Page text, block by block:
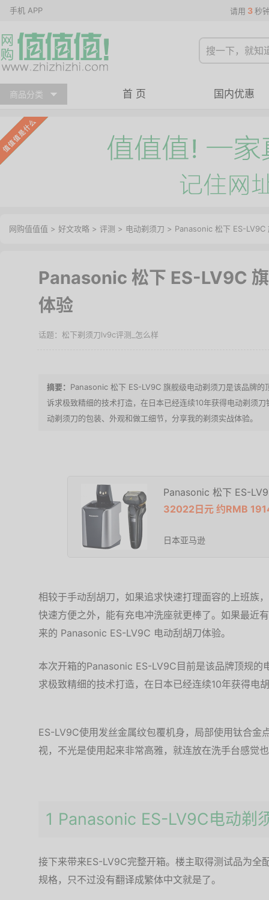
手机 APP 请用 3 秒
商品分类 首 页 国内优惠
网购值值值 > 好文攻略 > 评测 > 电动剃须刀 > Panasonic 松下 ES-LV9C
Panasonic 松下 ES-LV9C
体验
松下剃须刀lv9c评测_怎么样
Panasonic 松下 ES-LV9C 旗舰级电动剃须刀是该品牌
诉求极致精细的技术打造，在日本已经连续10年获得电动剃须
动剃须刀的包装、外观和做工细节，分享我的剃须实战体验。
Panasonic 松下 ES-
32022日元 约RMB
日本亚马逊
相较于手动刮胡刀，如果追求快速打理面容的上班族，
快速方便之外，能有充电冲洗座就更棒了。如果最近
来的 Panasonic ES-LV9C 电动刮胡刀体验。
本次开箱的Panasonic ES-LV9C目前是该品牌顶规的
求极致精细的技术打造，在日本已经连续10年获得电
ES-LV9C使用发丝金属纹包覆机身，局部使用钛合金
视，不光是使用起来非常高雅，就连放在洗手台感觉
1 Panasonic ES-LV9C电动剃
接下来带来ES-LV9C完整开箱。楼主取得测试品为全
规格，只不过没有翻译成繁体中文就是了。